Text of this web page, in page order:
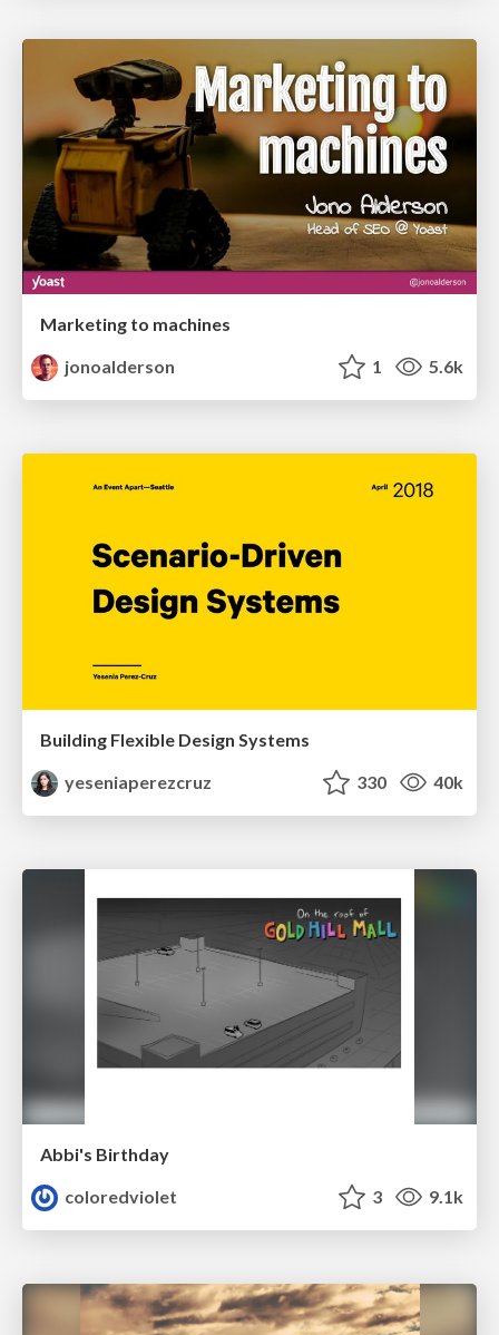
Marketing to machines
jonoalderson
1 5.6k
Building Flexible Design Systems
yeseniaperezcruz
330 40k
Abbi's Birthday
coloredviolet
3 9.1k